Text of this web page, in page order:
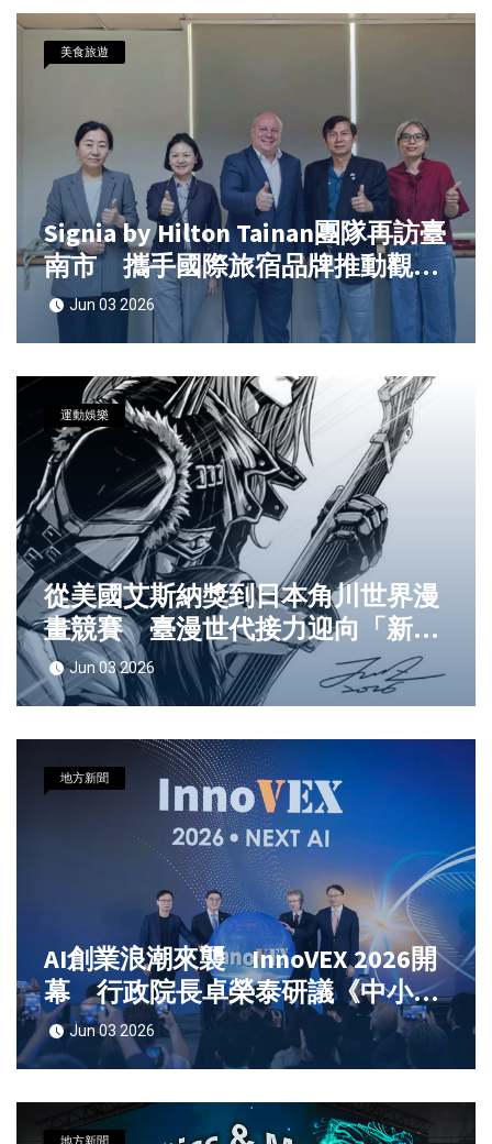
美食旅遊
Signia by Hilton Tainan團隊再訪臺
南市 攜手國際旅宿品牌推動觀光
升級與人才布局強化國際接待量能
Jun 03 2026
運動娛樂
從美國艾斯納獎到日本角川世界漫
畫競賽 臺漫世代接力迎向「新臺
漫時代」新秀勇奪國際獎項
Jun 03 2026
地方新聞
AI創業浪潮來襲 InnoVEX 2026開
幕 行政院長卓榮泰研議《中小微
企業轉型升級發展條例》納入新
創 培育耀眼獨角獸
Jun 03 2026